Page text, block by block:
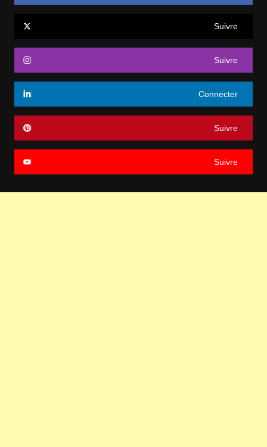
Suivre
Suivre
Connecter
Suivre
Suivre